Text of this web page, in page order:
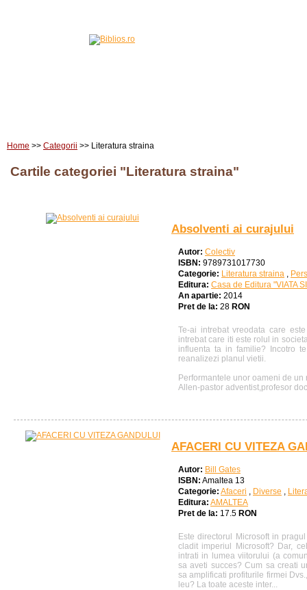
Home >> Categorii >> Literatura straina
Cartile categoriei "Literatura straina"
Absolventi ai curajului
Autor: Colectiv
ISBN: 9789731017730
Categorie: Literatura straina ,
Editura: Casa de Editura "VIATA
An apartie: 2014
Pret de la: 28 RON
Te-ai intrebat vreodata care
intrebat care iti este rolul in
influenta ta in familie? Incotro
reanalizezi planul vietii.
Performantele unor oameni de un
Allen-pastor adventist,profesor
AFACERI CU VITEZA
Autor: Bill Gates
ISBN: Amaltea 13
Categorie: Afaceri , Diverse ,
Editura: AMALTEA
Pret de la: 17.5 RON
Este directorul Microsoft in
cladit imperiul Microsoft? Dar,
intrati in lumea viitorului (a
sa aveti succes? Cum sa creati
sa amplificati profiturile firmei
leu? La toate aceste inter...